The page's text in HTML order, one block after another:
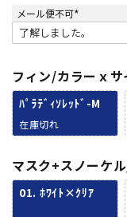
メール便不可
(
必
須
フィン/カラーｘサ
ﾊﾟﾗﾃﾞｨｿﾚｯﾄﾞ-M
在庫切れ
マスク+スノーケ
01. ﾎﾜｲﾄ×ｸﾘｱ